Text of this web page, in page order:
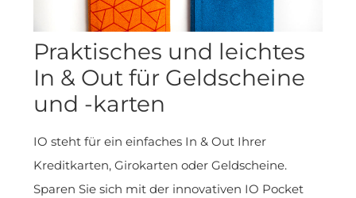
Praktisches und leichtes
In & Out für Geldscheine
und -karten
IO steht für ein einfaches In & Out Ihrer
Kreditkarten, Girokarten oder Geldscheine.
Sparen Sie sich mit der innovativen IO Pocket